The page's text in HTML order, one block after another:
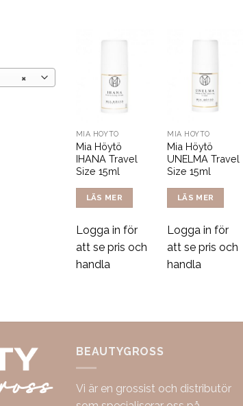
×
MIA HÖYTÖ
Mia Höytö
IHANA Travel
Size 15ml
LÄS MER
Logga in för
att se pris och
handla
MIA HÖYTÖ
Mia Höytö
UNELMA Travel
Size 15ml
LÄS MER
Logga in för
att se pris och
handla
BEAUTYGROSS
Vi är en grossist och distributör